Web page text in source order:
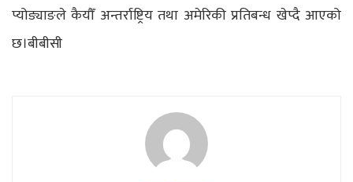
प्योङ्याङले कैयौँ अन्तर्राष्ट्रिय तथा अमेरिकी प्रतिबन्ध खेप्दै आएको
छ।बीबीसी